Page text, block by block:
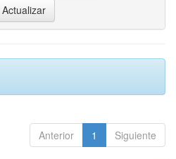
Anterior 1 Siguiente